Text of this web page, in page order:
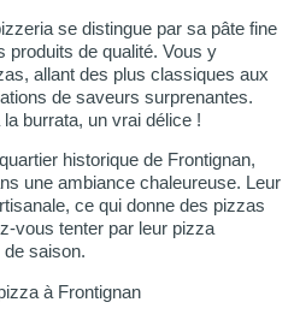
se distingue par sa pâte fine
produits de qualité. Vous y
allant des plus classiques aux
de saveurs surprenantes.
burrata, un vrai délice !
historique de Frontignan,
une ambiance chaleureuse. Leur
ce qui donne des pizzas
vous tenter par leur pizza
saison.
à Frontignan